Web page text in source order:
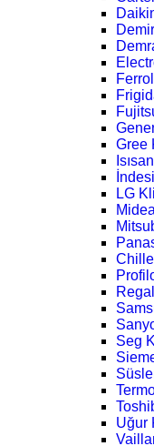
Gree
LG
Seg
Uğur